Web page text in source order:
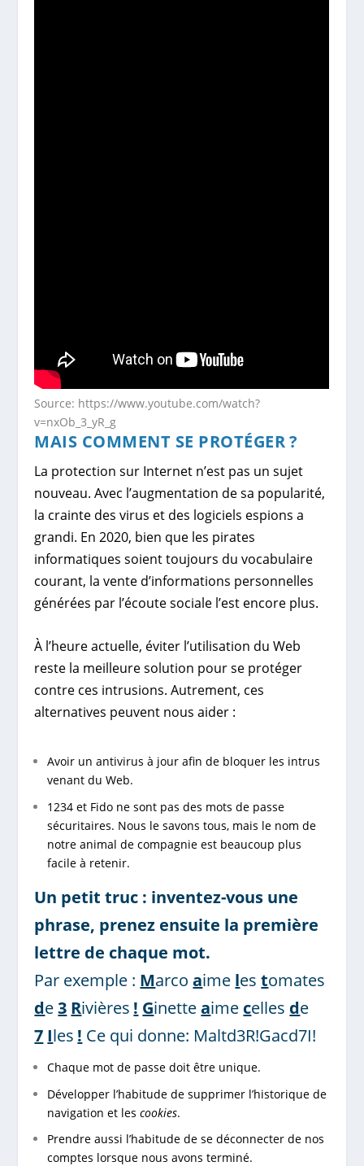
Source: https://www.youtube.com/watch?
v=nxOb_3_yR_g
MAIS COMMENT SE PROTÉGER ?
La protection sur Internet n’est pas un sujet
nouveau. Avec l’augmentation de sa popularité,
la crainte des virus et des logiciels espions a
grandi. En 2020, bien que les pirates
informatiques soient toujours du vocabulaire
courant, la vente d’informations personnelles
générées par l’écoute sociale l’est encore plus.
À l’heure actuelle, éviter l’utilisation du Web
reste la meilleure solution pour se protéger
contre ces intrusions. Autrement, ces
alternatives peuvent nous aider :
Avoir un antivirus à jour afin de bloquer les intrus
venant du Web.
1234 et Fido ne sont pas des mots de passe
sécuritaires. Nous le savons tous, mais le nom de
notre animal de compagnie est beaucoup plus
facile à retenir.
Un petit truc : inventez-vous une
phrase, prenez ensuite la première
lettre de chaque mot.
Par exemple : Marcoaime lestomates
de3 Rivières ! Ginetteaime celles de
7 Iles ! Ce qui donne: Maltd3R!Gacd7I!
Chaque mot de passe doit être unique.
Développer l’habitude de supprimer l’historique de
navigation et lescookies.
Prendre aussi l’habitude de se déconnecter de nos
comptes lorsque nous avons terminé.